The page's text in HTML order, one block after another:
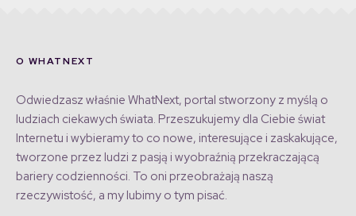
O WHATNEXT
Odwiedzasz właśnie WhatNext, portal stworzony z myślą o
ludziach ciekawych świata. Przeszukujemy dla Ciebie świat
Internetu i wybieramy to co nowe, interesujące i zaskakujące,
tworzone przez ludzi z pasją i wyobraźnią przekraczającą
bariery codzienności. To oni przeobrażają naszą
rzeczywistość, a my lubimy o tym pisać.